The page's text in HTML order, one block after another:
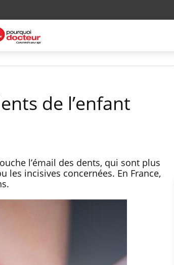
de l’enfant
l’émail des dents, qui sont plus
les incisives concernées. En France,